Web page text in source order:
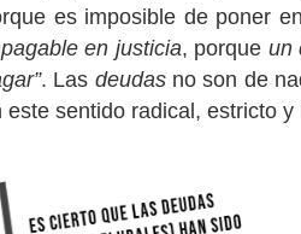
es imposible de poner
en justicia, porque un
. Las deudasno son de
este sentido radical, estricto y